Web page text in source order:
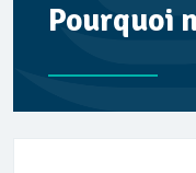
Pourquoi